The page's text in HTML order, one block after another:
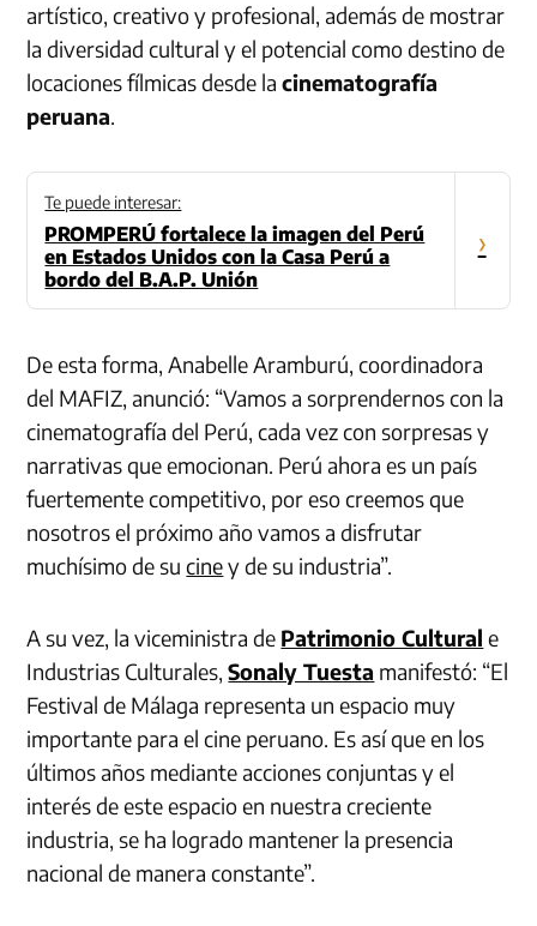
artístico, creativo y profesional, además de mostrar
la diversidad cultural y el potencial como destino de
locaciones fílmicas desde lacinematografía
peruana.
Te puede interesar:
PROMPERÚ fortalece la imagen del Perú
en Estados Unidos con la Casa Perú a
bordo del B.A.P. Unión
›
De esta forma, Anabelle Aramburú, coordinadora
del MAFIZ, anunció: “Vamos a sorprendernos con la
cinematografía del Perú, cada vez con sorpresas y
narrativas que emocionan. Perú ahora es un país
fuertemente competitivo, por eso creemos que
nosotros el próximo año vamos a disfrutar
muchísimo de suciney de su industria”.
A su vez, la viceministra de Patrimonio Cultural e
Industrias Culturales,Sonaly Tuesta manifestó: “El
Festival de Málaga representa un espacio muy
importante para el cine peruano. Es así que en los
últimos años mediante acciones conjuntas y el
interés de este espacio en nuestra creciente
industria, se ha logrado mantener la presencia
nacional de manera constante”.